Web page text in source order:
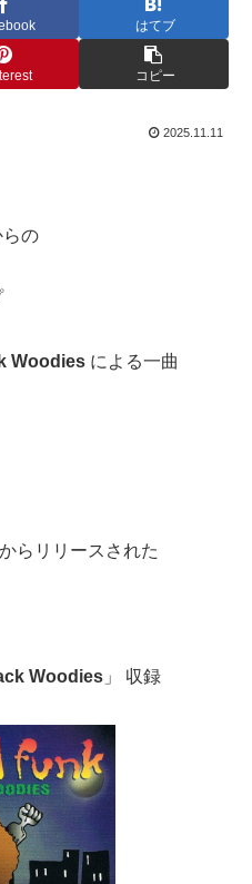
はてブ
コピー
2025.11.11
の
Woodies による一曲
らリリースされた
Woodies 」 収録